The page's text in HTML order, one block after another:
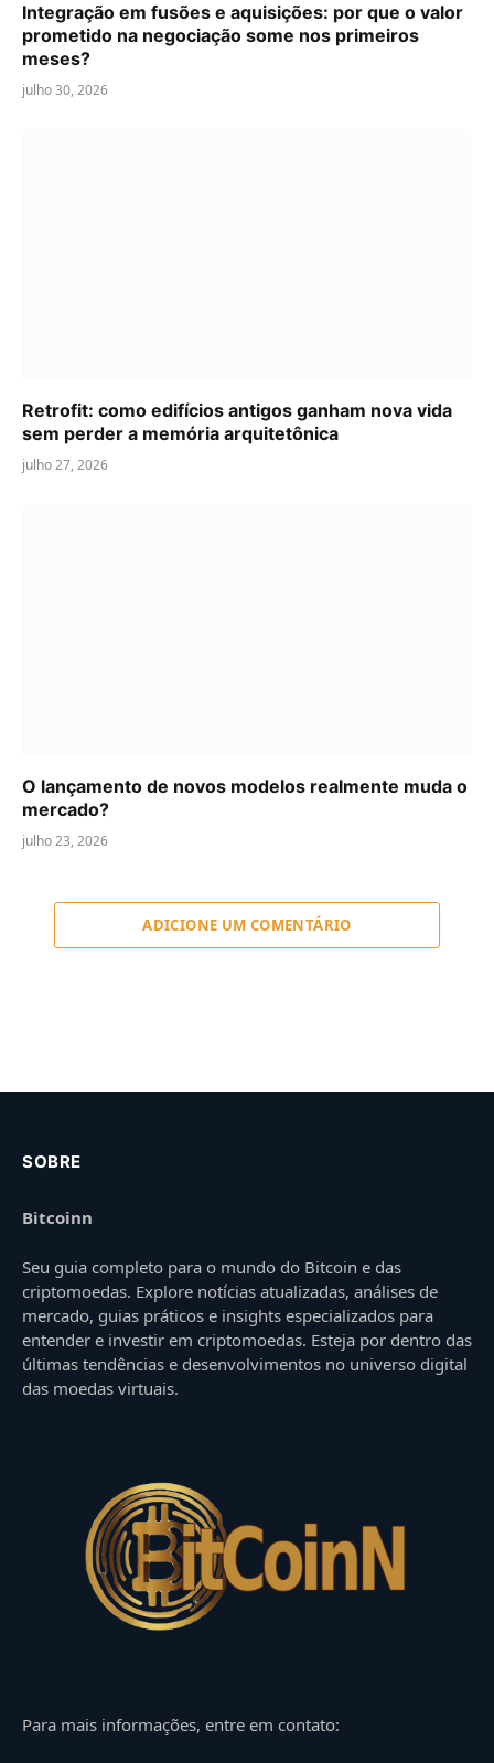
Integração em fusões e aquisições: por que o valor
prometido na negociação some nos primeiros
meses?
julho 30, 2026
Retrofit: como edifícios antigos ganham nova vida
sem perder a memória arquitetônica
julho 27, 2026
O lançamento de novos modelos realmente muda o
mercado?
julho 23, 2026
ADICIONE UM COMENTÁRIO
SOBRE
Bitcoinn
Seu guia completo para o mundo do Bitcoin e das
criptomoedas. Explore notícias atualizadas, análises de
mercado, guias práticos e insights especializados para
entender e investir em criptomoedas. Esteja por dentro das
últimas tendências e desenvolvimentos no universo digital
das moedas virtuais.
Para mais informações, entre em contato: